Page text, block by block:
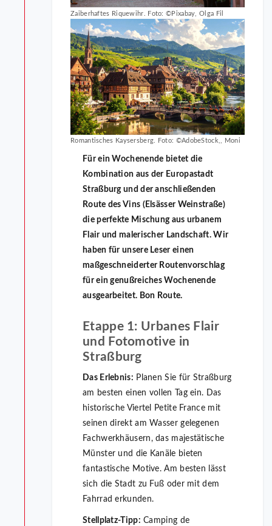
Zaiberhaftes Riquewihr. Foto: ©Pixabay, Olga Fil
Romantisches Kaysersberg. Foto: ©AdobeStock,, Moni
Für ein Wochenende bietet die
Kombination aus der Europastadt
Straßburg und der anschließenden
Route des Vins (Elsässer Weinstraße)
die perfekte Mischung aus urbanem
Flair und malerischer Landschaft. Wir
haben für unsere Leser einen
maßgeschneiderter Routenvorschlag
für ein genußreiches Wochenende
ausgearbeitet. Bon Route.
Etappe 1: Urbanes Flair
und Fotomotive in
Straßburg
Das Erlebnis: Planen Sie für Straßburg
am besten einen vollen Tag ein. Das
historische Viertel Petite France mit
seinen direkt am Wasser gelegenen
Fachwerkhäusern, das majestätische
Münster und die Kanäle bieten
fantastische Motive. Am besten lässt
sich die Stadt zu Fuß oder mit dem
Fahrrad erkunden.
Stellplatz-Tipp: Camping de